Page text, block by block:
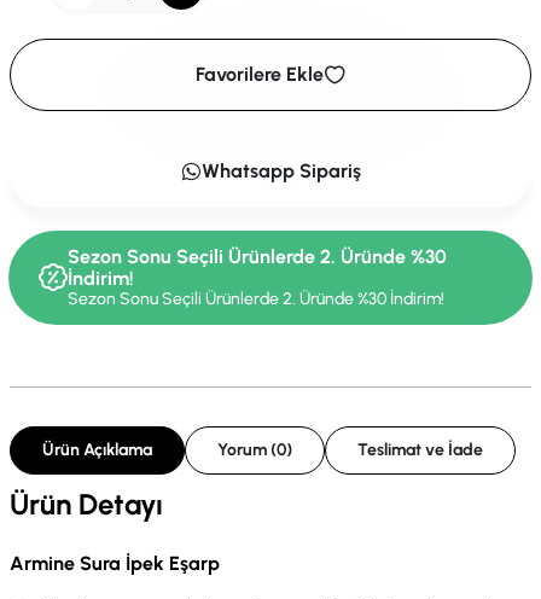
Favorilere Ekle
Whatsapp Sipariş
Sezon Sonu Seçili Ürünlerde 2. Üründe %30
İndirim!
Sezon Sonu Seçili Ürünlerde 2. Üründe %30 İndirim!
Ürün Açıklama Yorum (0) Teslimat ve İade
Ürün Detayı
Armine Sura İpek Eşarp